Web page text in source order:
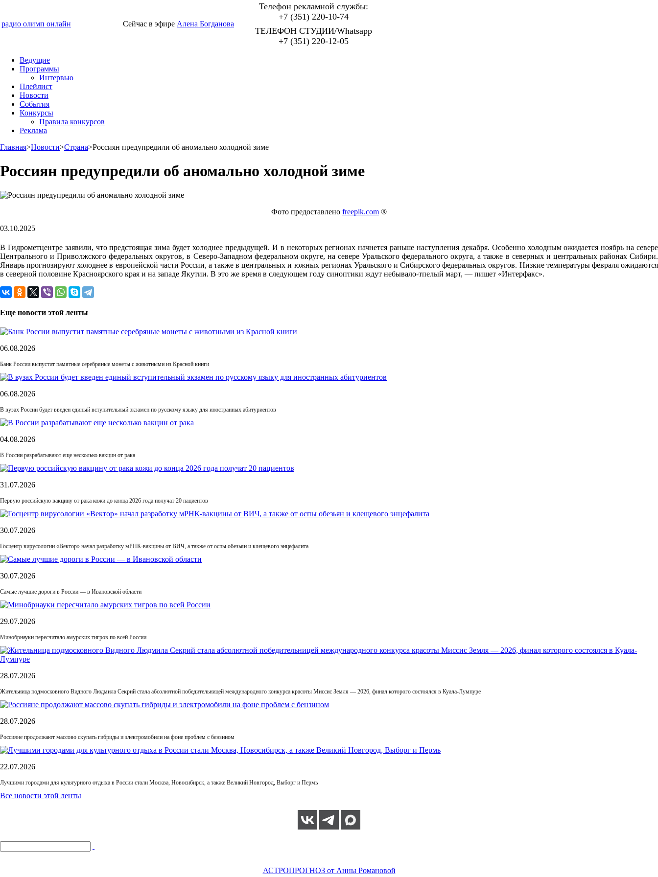
радио олимп онлайн Сейчас в эфире Алена Богданова
Телефон рекламной службы:
+7 (351) 220-10-74
ТЕЛЕФОН СТУДИИ/Whatsapp
+7 (351) 220-12-05
Ведущие
Программы
Интервью
Плейлист
Новости
События
Конкурсы
Правила конкурсов
Реклама
Главная>Новости>Страна>Россиян предупредили об аномально холодной зиме
Россиян предупредили об аномально холодной зиме
Фото предоставлено freepik.com ®
03.10.2025
В Гидрометцентре заявили, что предстоящая зима будет холоднее предыдущей. И в некоторых регионах начнется раньше наступления декабря. Особенно холодным ожидается ноябрь на севере
Центрального и Приволжского федеральных округов, в Северо-Западном федеральном округе, на севере Уральского федерального округа, а также в северных и центральных районах Сибири.
Январь прогнозируют холоднее в европейской части России, а также в центральных и южных регионах Уральского и Сибирского федеральных округов. Низкие температуры февраля ожидаются
в северной половине Красноярского края и на западе Якутии. В это же время в следующем году синоптики ждут небывало-тпелый март, — пишет «Интерфакс».
Еще новости этой ленты
06.08.2026
Банк России выпустит памятные серебряные монеты с животными из Красной книги
06.08.2026
В вузах России будет введен единый вступительный экзамен по русскому языку для иностранных абитуриентов
04.08.2026
В России разрабатывают еще несколько вакцин от рака
31.07.2026
Первую российскую вакцину от рака кожи до конца 2026 года получат 20 пациентов
30.07.2026
Госцентр вирусологии «Вектор» начал разработку мРНК-вакцины от ВИЧ, а также от оспы обезьян и клещевого энцефалита
30.07.2026
Самые лучшие дороги в России — в Ивановской области
29.07.2026
Минобрнауки пересчитало амурских тигров по всей России
28.07.2026
Жительница подмосковного Видного Людмила Секрий стала абсолютной победительницей международного конкурса красоты Миссис Земля — 2026, финал которого состоялся в Куала-Лумпуре
28.07.2026
Россияне продолжают массово скупать гибриды и электромобили на фоне проблем с бензином
22.07.2026
Лучшими городами для культурного отдыха в России стали Москва, Новосибирск, а также Великий Новгород, Выборг и Пермь
Все новости этой ленты
АСТРОПРОГНОЗ от Анны Романовой